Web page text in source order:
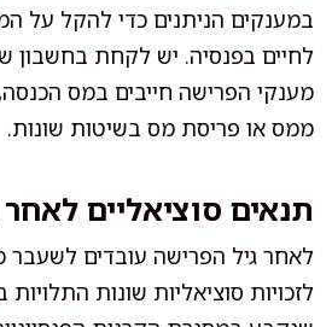
במענקים הניתנים כדי להקל על
לחיים בפנסיה. יש לקחת בחשבון
מענקי הפרישה חייבים במס
ממס או פריסת מס בשיטות שונות.
תנאים סוציאליים
לאחר גיל הפרישה עובדים לשעבר
לזכויות סוציאליות שונות